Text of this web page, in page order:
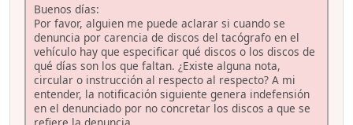
Buenos días:
Por favor, alguien me puede aclarar si cuando se
denuncia por carencia de discos del tacógrafo en el
vehículo hay que especificar qué discos o los discos de
qué días son los que faltan. ¿Existe alguna nota,
circular o instrucción al respecto al respecto? A mi
entender, la notificación siguiente genera indefensión
en el denunciado por no concretar los discos a que se
refiere la denuncia.